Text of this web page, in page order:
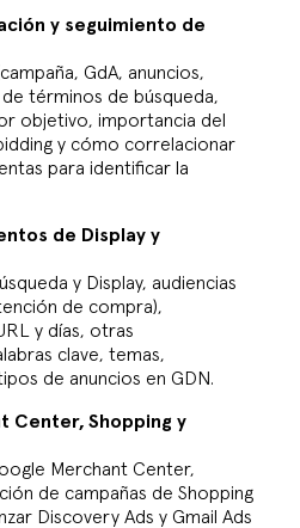
y seguimiento de
GdA, anuncios,
términos de búsqueda,
objetivo, importancia del
y cómo correlacionar
para identificar la
de Display y
y Display, audiencias
de compra),
y días, otras
clave, temas,
de anuncios en GDN.
Center, Shopping y
Merchant Center,
de campañas de Shopping
Discovery Ads y Gmail Ads